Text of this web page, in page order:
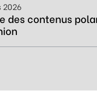
2026
des contenus